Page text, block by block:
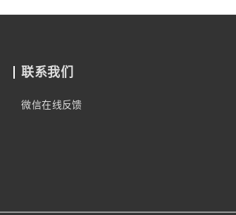
联系我们
微信在线反馈